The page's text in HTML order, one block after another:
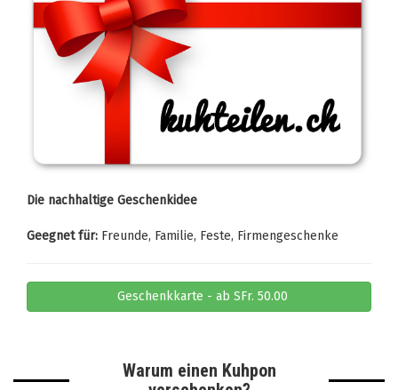
Die nachhaltige Geschenkidee
Geegnet für: Freunde, Familie, Feste, Firmengeschenke
Geschenkkarte - ab SFr. 50.00
Warum einen Kuhpon